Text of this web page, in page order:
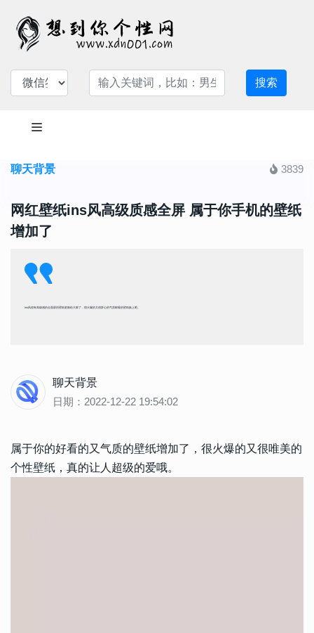
搜索
聊天背景 3839
网红壁纸ins风高级质感全屏 属于你手机的壁纸
增加了
ins风很有高级感的全面屏的壁纸更新给大家了，很火爆的又很舒心的气质耐看的壁纸换上吧。
聊天背景
日期：2022-12-22 19:54:02
属于你的好看的又气质的壁纸增加了，很火爆的又很唯美的
个性壁纸，真的让人超级的爱哦。